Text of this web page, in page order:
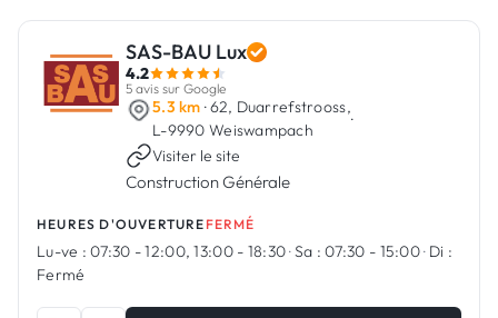
Vous êtes un Artisan ?
Connexion
SAS-BAU Lux
4.2
5 avis sur Google
5.3 km · 62, Duarrefstrooss,
L-9990 Weiswampach
·
Visiter le site
Construction Générale
HEURES D'OUVERTURE FERMÉ
Lu-ve : 07:30 - 12:00, 13:00 - 18:30·Sa : 07:30 - 15:00· Di :
Fermé